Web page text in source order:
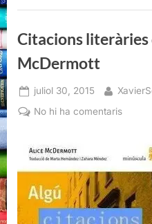
Citacions literàries
McDermott
Posted
on
juliol 30, 2015 By
No hi ha comentarisa
d’Algú,
Alice